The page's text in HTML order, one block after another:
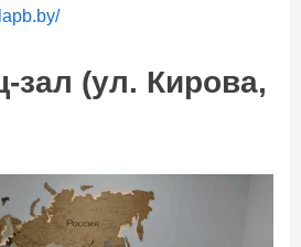
зал (ул. Кирова,